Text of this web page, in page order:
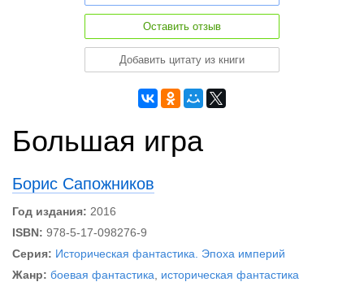
Оставить отзыв
Добавить цитату из книги
Большая игра
Борис Сапожников
Год издания: 2016
ISBN: 978-5-17-098276-9
Серия: Историческая фантастика. Эпоха империй
Жанр: боевая фантастика историческая фантастика